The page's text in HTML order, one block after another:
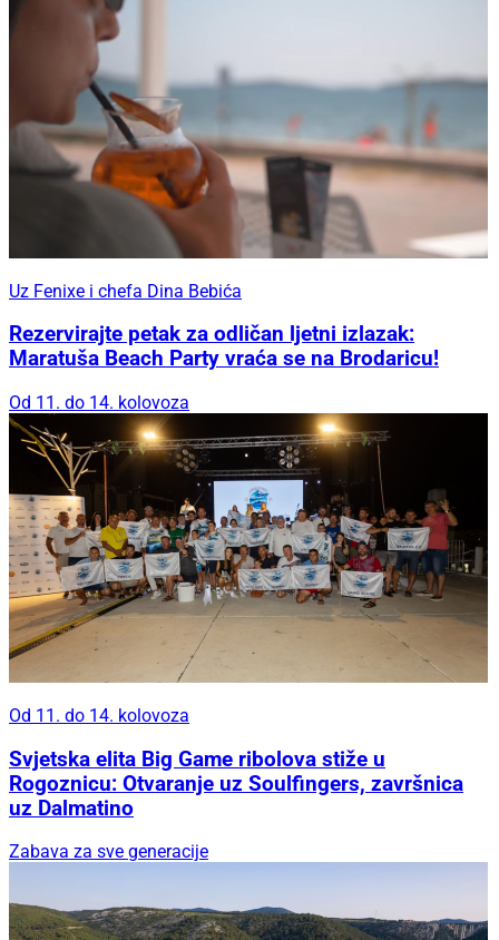
Uz Fenixe i chefa Dina Bebića
Rezervirajte petak za odličan ljetni izlazak:
Maratuša Beach Party vraća se na Brodaricu!
Od 11. do 14. kolovoza
Od 11. do 14. kolovoza
Svjetska elita Big Game ribolova stiže u
Rogoznicu: Otvaranje uz Soulfingers, završnica
uz Dalmatino
Zabava za sve generacije